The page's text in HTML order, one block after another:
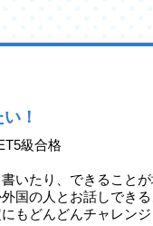
！
級合格
いたり、できることが
国の人とお話しできる
もどんどんチャレンジ